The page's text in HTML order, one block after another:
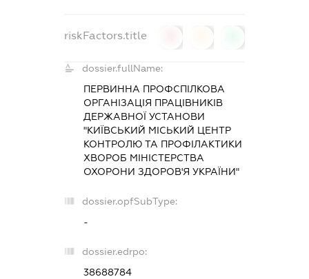
riskFactors.title
dossier.fullName:
ПЕРВИННА ПРОФСПІЛКОВА
ОРГАНІЗАЦІЯ ПРАЦІВНИКІВ
ДЕРЖАВНОЇ УСТАНОВИ
"КИЇВСЬКИЙ МІСЬКИЙ ЦЕНТР
КОНТРОЛЮ ТА ПРОФІЛАКТИКИ
ХВОРОБ МІНІСТЕРСТВА
ОХОРОНИ ЗДОРОВ'Я УКРАЇНИ"
dossier.opfSubType:
-
dossier.edrpo:
38688784